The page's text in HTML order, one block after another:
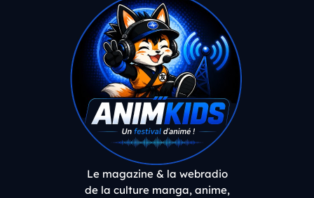
Le magazine & la webradio
de la culture manga, anime,